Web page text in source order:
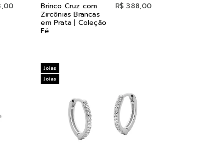
Brinco Cruz com
Zircônias Brancas
em Prata | Coleção
Fé
R$ 388,00
Joias
Joias